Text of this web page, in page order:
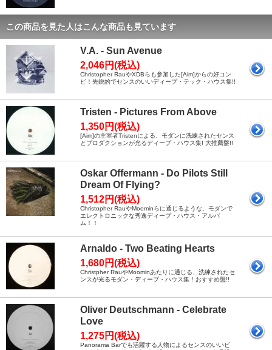
この商品を見た人はこんな商品も見ています
V.A. - Sun Avenue
2,046円(税込)
Christopher RauやXDBらも参加した[Aim]からの好コン
ピ！先鋭的でセンスのいいディープ・テック・ハウス集!!
Tristen - Pictures From Above
1,350円(税込)
[Aim]の主宰者Tristenによる、モダンに洗練されたセンス
とプロダクションが光るディープ・ハウス集! 大推薦盤!!
Oskar Offermann - Do Pilots Still
Dream Of Flying?
1,512円(税込)
Christopher RauやMoominらに通じるような、モダンで
エレクトロニックな秀逸ディープ・ハウス・アルバ
ム！！
Arnaldo - Two Beating Hearts
1,680円(税込)
Christpher RauやMoominあたりに通じる、洗練されたセ
ンスが光るモダン・ディープ・ハウス集！おすすめ盤!!
Oliver Deutschmann - Celebrate
Love
1,275円(税込)
Panorama Barでも活躍する人物によるセンスのいいビ